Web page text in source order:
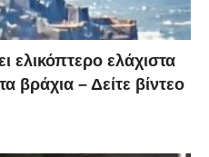
ελικόπτερο ελάχιστα
βράχια – Δείτε βίντεο